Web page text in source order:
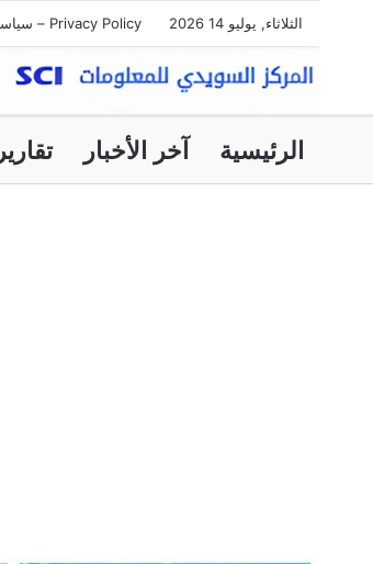
الثلاثاء, يوليو 14 2026 Privacy Policy – سياسة الخصوصية
الرئيسية آخر الأخبار تقارير